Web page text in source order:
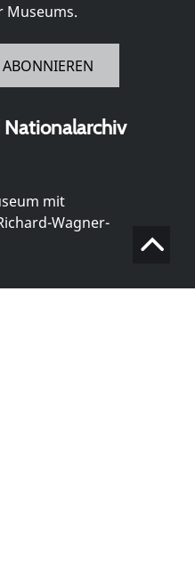
Museums.
ABONNIEREN
mit
Wagner-